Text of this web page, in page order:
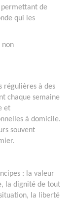
permettant de
qui les
non
régulières à des
chaque semaine
et
à domicile.
souvent
: la valeur
la dignité de tout
la liberté